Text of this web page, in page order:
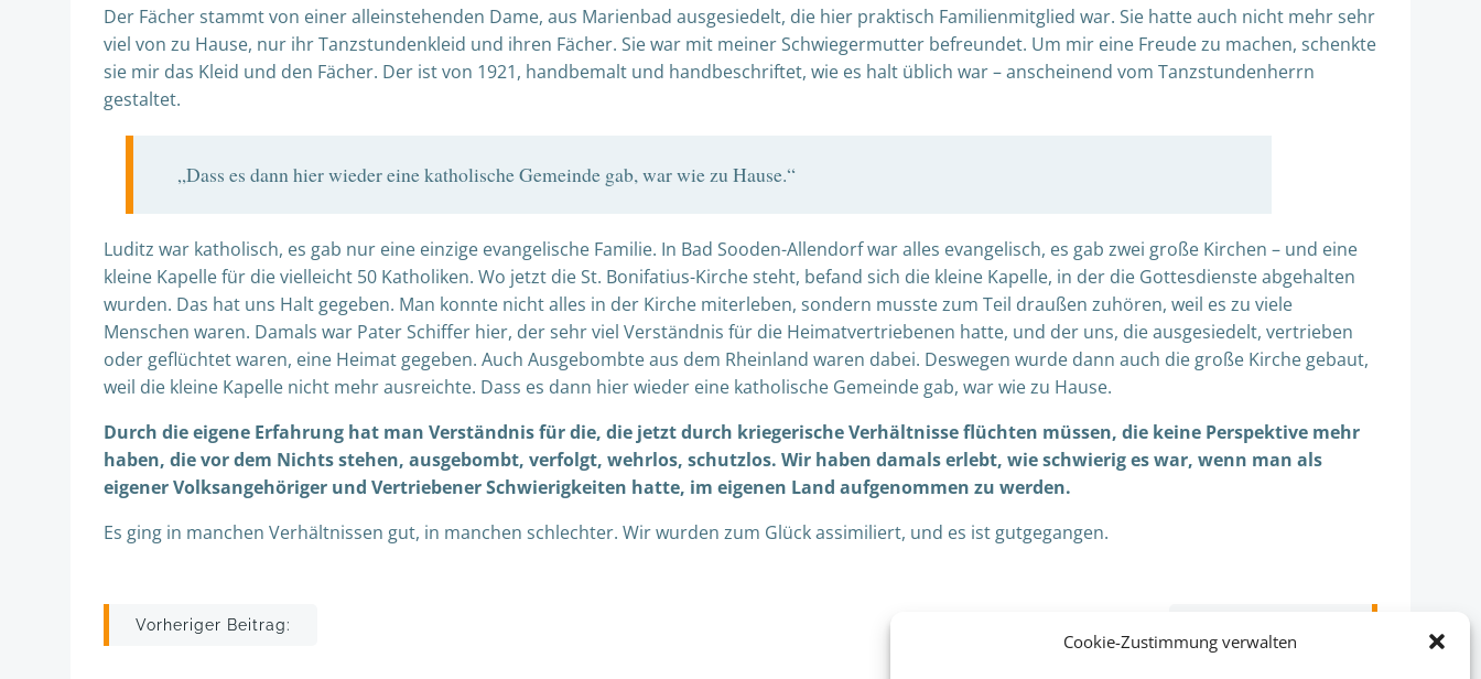
Cookie-Zustimmung verwalten
Der Fächer stammt von einer alleinstehenden Dame, aus Marienbad ausgesiedelt, die hier praktisch Familienmitglied war. Sie hatte auch nicht mehr sehr
viel von zu Hause, nur ihr Tanzstundenkleid und ihren Fächer. Sie war mit meiner Schwiegermutter befreundet. Um mir eine Freude zu machen, schenkte
sie mir das Kleid und den Fächer. Der ist von 1921, handbemalt und handbeschriftet, wie es halt üblich war – anscheinend vom Tanzstundenherrn
gestaltet.
„Dass es dann hier wieder eine katholische Gemeinde gab, war wie zu Hause.“
Luditz war katholisch, es gab nur eine einzige evangelische Familie. In Bad Sooden-Allendorf war alles evangelisch, es gab zwei große Kirchen – und eine
kleine Kapelle für die vielleicht 50 Katholiken. Wo jetzt die St. Bonifatius-Kirche steht, befand sich die kleine Kapelle, in der die Gottesdienste abgehalten
wurden. Das hat uns Halt gegeben. Man konnte nicht alles in der Kirche miterleben, sondern musste zum Teil draußen zuhören, weil es zu viele
Menschen waren. Damals war Pater Schiffer hier, der sehr viel Verständnis für die Heimatvertriebenen hatte, und der uns, die ausgesiedelt, vertrieben
oder geflüchtet waren, eine Heimat gegeben. Auch Ausgebombte aus dem Rheinland waren dabei. Deswegen wurde dann auch die große Kirche gebaut,
weil die kleine Kapelle nicht mehr ausreichte. Dass es dann hier wieder eine katholische Gemeinde gab, war wie zu Hause.
Durch die eigene Erfahrung hat man Verständnis für die, die jetzt durch kriegerische Verhältnisse flüchten müssen, die keine Perspektive mehr
haben, die vor dem Nichts stehen, ausgebombt, verfolgt, wehrlos, schutzlos. Wir haben damals erlebt, wie schwierig es war, wenn man als
eigener Volksangehöriger und Vertriebener Schwierigkeiten hatte, im eigenen Land aufgenommen zu werden.
Es ging in manchen Verhältnissen gut, in manchen schlechter. Wir wurden zum Glück assimiliert, und es ist gutgegangen.
Beitragsnavigation
Vorheriger Beitrag: Beitragsnavigation